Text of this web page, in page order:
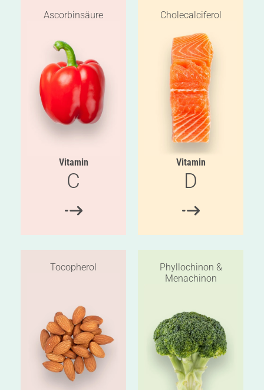
Ascorbinsäure
Vitamin
C
Cholecalciferol
Vitamin
D
Tocopherol
Phyllochinon &
Menachinon